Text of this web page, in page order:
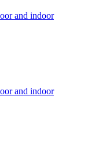
and indoor
and indoor